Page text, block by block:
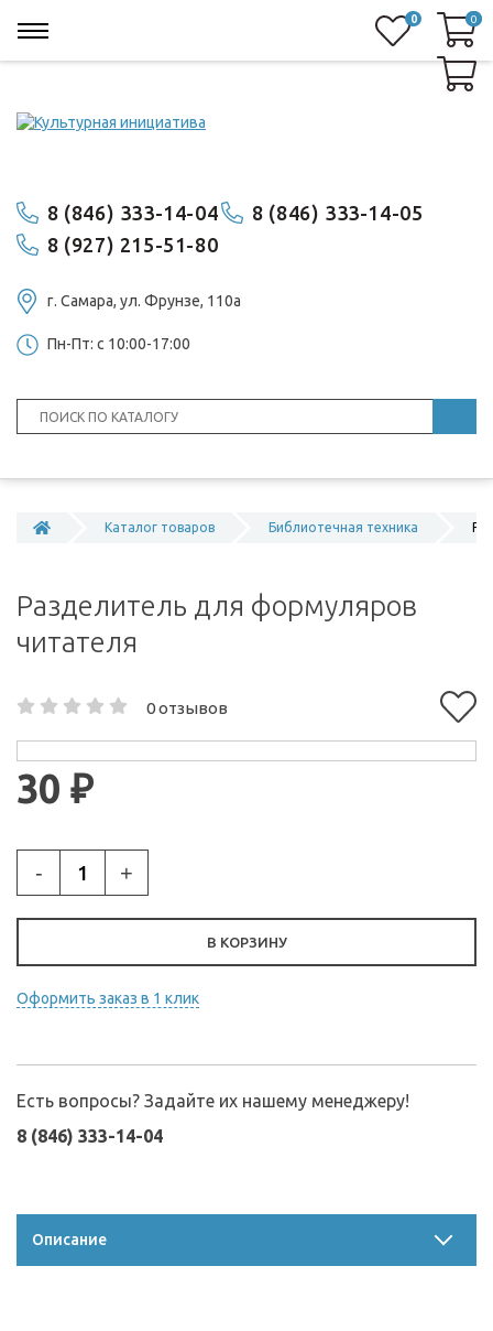
8 (846) 333-14-04
8 (846) 333-14-05
8 (927) 215-51-80
г. Самара, ул. ​Фрунзе, 110а
Пн-Пт: с 10:00-17:00
0 0
0
Каталог товаров Библиотечная техника
Разделитель для формуляров
читателя
0 отзывов
30 ₽
- +
В КОРЗИНУ
Оформить заказ в 1 клик
Есть вопросы? Задайте их нашему менеджеру!
8 (846) 333-14-04
Описание